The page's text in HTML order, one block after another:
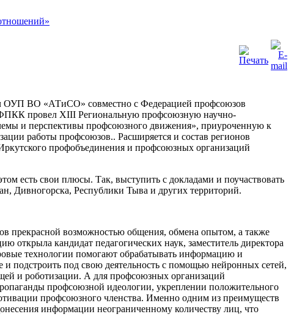
ОУП ВО «АТиСО» совместно с Федерацией профсоюзов
провел XIII Региональную профсоюзную научно-
и перспективы профсоюзного движения», приуроченную к
работы профсоюзов.. Расширяется и состав регионов
профобъединения и профсоюзных организаций
есть свои плюсы. Так, выступить с докладами и поучаствовать
Дивногорска, Республики Тыва и других территорий.
прекрасной возможностью общения, обмена опытом, а также
открыла кандидат педагогических наук, заместитель директора
технологии помогают обрабатывать информацию и
подстроить под свою деятельность с помощью нейронных сетей,
и роботизации. А для профсоюзных организаций
профсоюзной идеологии, укреплении положительного
профсоюзного членства. Именно одним из преимуществ
информации неограниченному количеству лиц, что